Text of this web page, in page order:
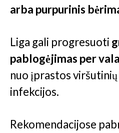
arba purpurinis
Liga gali progresuoti
pablogėjimas per
nuo įprastos
infekcijos.
Rekomendacijose